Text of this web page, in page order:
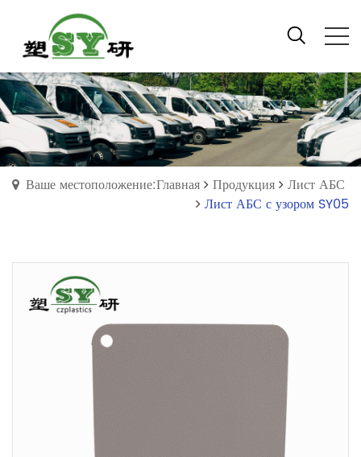
Ваше местоположение:Главная Продукция
Лист АБС
Лист АБС с узором SY05